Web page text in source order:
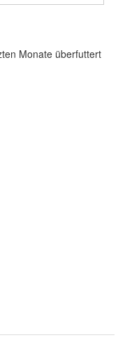
Monate überfuttert